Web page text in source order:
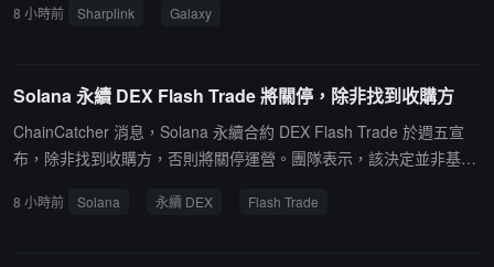
理，初始承諾資本 1.25 億美元，其中 1 億美元來自 Sharplink 的質
上市場的新模式。Galaxy 方面表示，此舉將公司資管平台擴展至機
構級鏈上策略。
8 小時前 Sharplink Galaxy
Solana 永續 DEX Flash Trade 將關停，除非找到收購方
ChainCatcher 消息，Solana 永續合約 DEX Flash Trade 於週五宣
布，除非找到收購方，否則將關停運營。團隊表示，該決定並非基於
的判斷。Flash Trade 正尋求出售其技術棧、品牌和知識產權，所得
8 小時前 Solana 永續 DEX Flash Trade